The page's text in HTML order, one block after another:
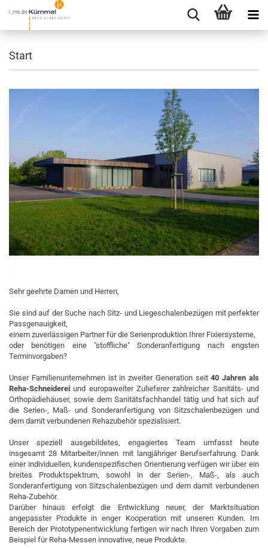
Start
Sehr geehrte Damen und Herren,
Sie sind auf der Suche nach Sitz- und Liegeschalenbezügen mit perfekter
Passgenauigkeit,
einem zuverlässigen Partner für die Serienproduktion Ihrer Fixiersysteme,
oder benötigen eine "stoffliche" Sonderanfertigung nach engsten
Terminvorgaben?
Unser Familienunternehmen ist in zweiter Generation seit40 Jahren als
Reha-Schneidereiund europaweiter Zulieferer zahlreicher Sanitäts- und
Orthopädiehäuser, sowie dem Sanitätsfachhandel tätig und hat sich auf
die Serien-, Maß- und Sonderanfertigung von Sitzschalenbezügen und
dem damit verbundenen Rehazubehör spezialisiert.
Unser speziell ausgebildetes, engagiertes Team umfasst heute
insgesamt 28 Mitarbeiter/innen mit langjähriger Berufserfahrung. Dank
einer individuellen, kundenspezifischen Orientierung verfügen wir über ein
breites Produktspektrum, sowohl in der Serien-, Maß-, als auch
Sonderanfertigung von Sitzschalenbezügen und dem damit verbundenen
Reha-Zubehör.
Darüber hinaus erfolgt die Entwicklung neuer, der Marktsituation
angepasster Produkte in enger Kooperation mit unseren Kunden. Im
Bereich der Prototypenentwicklung fertigen wir nach Ihren Vorgaben zum
Beispiel für Reha-Messen innovative, neue Produkte.